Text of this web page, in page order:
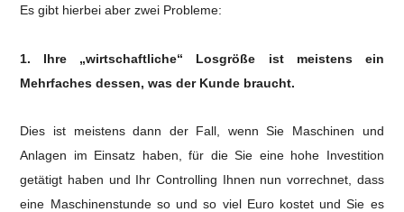
Es gibt hierbei aber zwei Probleme:
1. Ihre „wirtschaftliche“ Losgröße ist meistens ein
Mehrfaches dessen, was der Kunde braucht.
Dies ist meistens dann der Fall, wenn Sie Maschinen und
Anlagen im Einsatz haben, für die Sie eine hohe Investition
getätigt haben und Ihr Controlling Ihnen nun vorrechnet, dass
eine Maschinenstunde so und so viel Euro kostet und Sie es